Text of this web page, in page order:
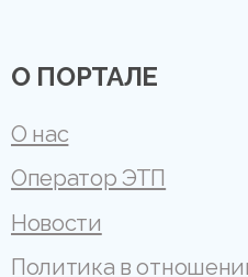
О ПОРТАЛЕ
О нас
Оператор ЭТП
Новости
Политика в